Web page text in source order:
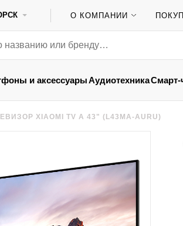
О КОМПАНИИ
и аксессуарыАудиотехникаСмарт-
XIAOMI TV A 43" (L43MA-AURU)